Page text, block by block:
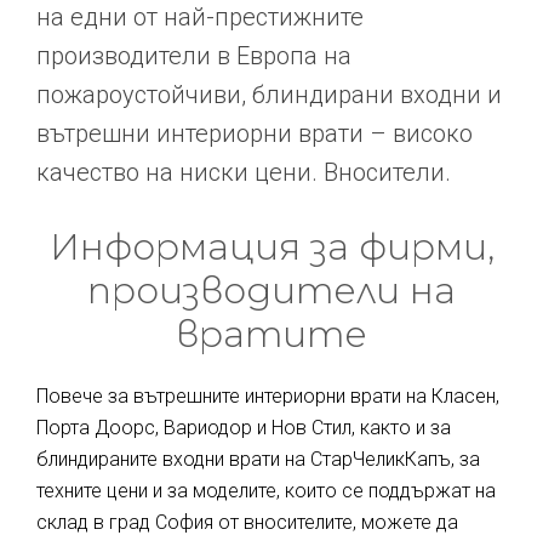
на едни от най-престижните
производители в Европа на
пожароустойчиви, блиндирани входни и
вътрешни интериорни врати – високо
качество на ниски цени. Вносители.
Информация за фирми,
производители на
вратите
Повече за вътрешните интериорни врати на Класен,
Порта Доорс, Вариодор и Нов Стил, както и за
блиндираните входни врати на СтарЧеликКапъ, за
техните цени и за моделите, които се поддържат на
склад в град София от вносителите, можете да